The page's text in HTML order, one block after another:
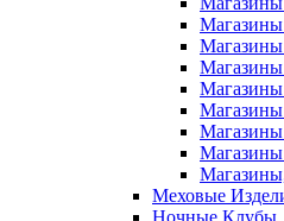
Меховые
Ночные Клубы